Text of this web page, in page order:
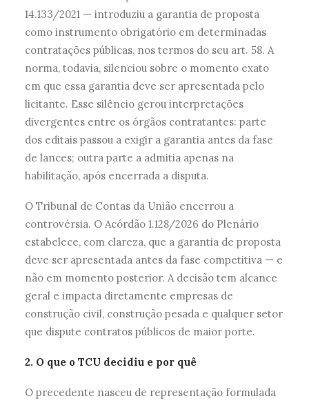
14.133/2021 — introduziu a garantia de proposta
como instrumento obrigatório em determinadas
contratações públicas, nos termos do seu art. 58. A
norma, todavia, silenciou sobre o momento exato
em que essa garantia deve ser apresentada pelo
licitante. Esse silêncio gerou interpretações
divergentes entre os órgãos contratantes: parte
dos editais passou a exigir a garantia antes da fase
de lances; outra parte a admitia apenas na
habilitação, após encerrada a disputa.
O Tribunal de Contas da União encerrou a
controvérsia. O Acórdão 1.128/2026 do Plenário
estabelece, com clareza, que a garantia de proposta
deve ser apresentada antes da fase competitiva — e
não em momento posterior. A decisão tem alcance
geral e impacta diretamente empresas de
construção civil, construção pesada e qualquer setor
que dispute contratos públicos de maior porte.
2. O que o TCU decidiu e por quê
O precedente nasceu de representação formulada